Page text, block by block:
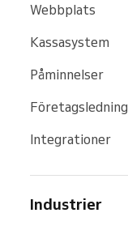
Webbplats
Kassasystem
Påminnelser
Företagsledning
Integrationer
Industrier